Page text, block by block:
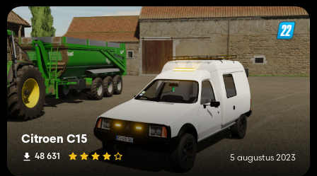
Citroen C15
48 631 5 augustus 2023